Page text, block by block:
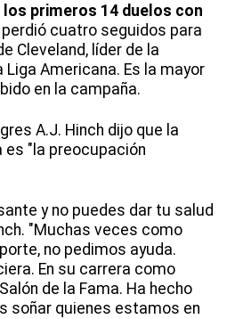
los primeros 14 duelos con
cuatro seguidos para
Cleveland, líder de la
Liga Americana. Es la mayor
en la campaña.
A.J. Hinch dijo que la
es "la preocupación
y no puedes dar tu salud
"Muchas veces como
no pedimos ayuda.
En su carrera como
de la Fama. Ha hecho
soñar quienes estamos en